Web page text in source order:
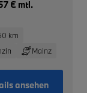
€ mtl.
km
Mainz
ansehen